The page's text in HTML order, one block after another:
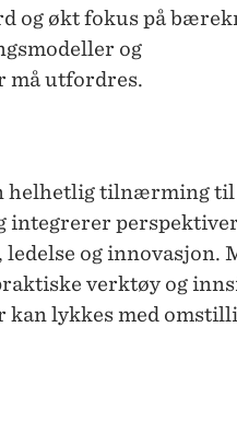
og økt fokus på
og
må utfordres.
helhetlig tilnærming til
integrerer
og innovasjon.
verktøy og
lykkes med